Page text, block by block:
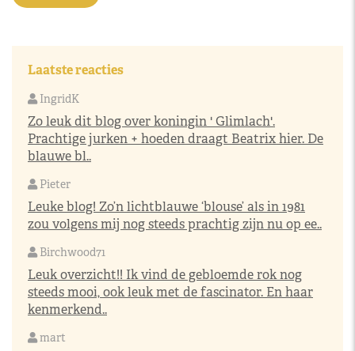
Laatste reacties
IngridK
Zo leuk dit blog over koningin ' Glimlach'.
Prachtige jurken + hoeden draagt Beatrix hier. De
blauwe bl..
Pieter
Leuke blog! Zo’n lichtblauwe ‘blouse’ als in 1981
zou volgens mij nog steeds prachtig zijn nu op ee..
Birchwood71
Leuk overzicht!! Ik vind de gebloemde rok nog
steeds mooi, ook leuk met de fascinator. En haar
kenmerkend..
mart